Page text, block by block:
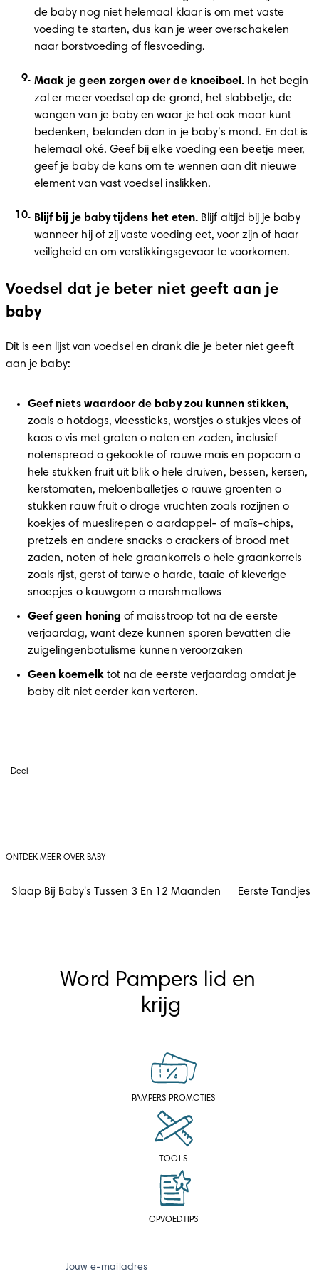
de baby nog niet helemaal klaar is om met vaste
voeding te starten, dus kan je weer overschakelen
naar borstvoeding of flesvoeding.
Maak je geen zorgen over de knoeiboel. In het begin
zal er meer voedsel op de grond, het slabbetje, de
wangen van je baby en waar je het ook maar kunt
bedenken, belanden dan in je baby’s mond. En dat is
helemaal oké. Geef bij elke voeding een beetje meer,
geef je baby de kans om te wennen aan dit nieuwe
element van vast voedsel inslikken.
Blijf bij je baby tijdens het eten. Blijf altijd bij je baby
wanneer hij of zij vaste voeding eet, voor zijn of haar
veiligheid en om verstikkingsgevaar te voorkomen.
Voedsel dat je beter niet geeft aan je
baby
Dit is een lijst van voedsel en drank die je beter niet geeft
aan je baby:
Geef niets waardoor de baby zou kunnen stikken,
zoals o hotdogs, vleessticks, worstjes o stukjes vlees of
kaas o vis met graten o noten en zaden, inclusief
notenspread o gekookte of rauwe mais en popcorn o
hele stukken fruit uit blik o hele druiven, bessen, kersen,
kerstomaten, meloenballetjes o rauwe groenten o
stukken rauw fruit o droge vruchten zoals rozijnen o
koekjes of mueslirepen o aardappel- of maïs-chips,
pretzels en andere snacks o crackers of brood met
zaden, noten of hele graankorrels o hele graankorrels
zoals rijst, gerst of tarwe o harde, taaie of kleverige
snoepjes o kauwgom o marshmallows
Geef geen honing of maisstroop tot na de eerste
verjaardag, want deze kunnen sporen bevatten die
zuigelingenbotulisme kunnen veroorzaken
Geen koemelk tot na de eerste verjaardag omdat je
baby dit niet eerder kan verteren.
Deel
ONTDEK MEER OVER BABY
Slaap Bij Baby's Tussen 3 En 12 Maanden Eerste Tandjes
Word Pampers lid en
krijg
PAMPERS PROMOTIES
TOOLS
OPVOEDTIPS
Jouw e-mailadres